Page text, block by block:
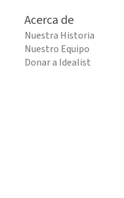
Acerca de
Nuestra Historia
Nuestro Equipo
Donar a Idealist